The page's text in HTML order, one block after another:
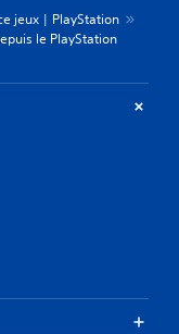
jeux | PlayStation
le PlayStation